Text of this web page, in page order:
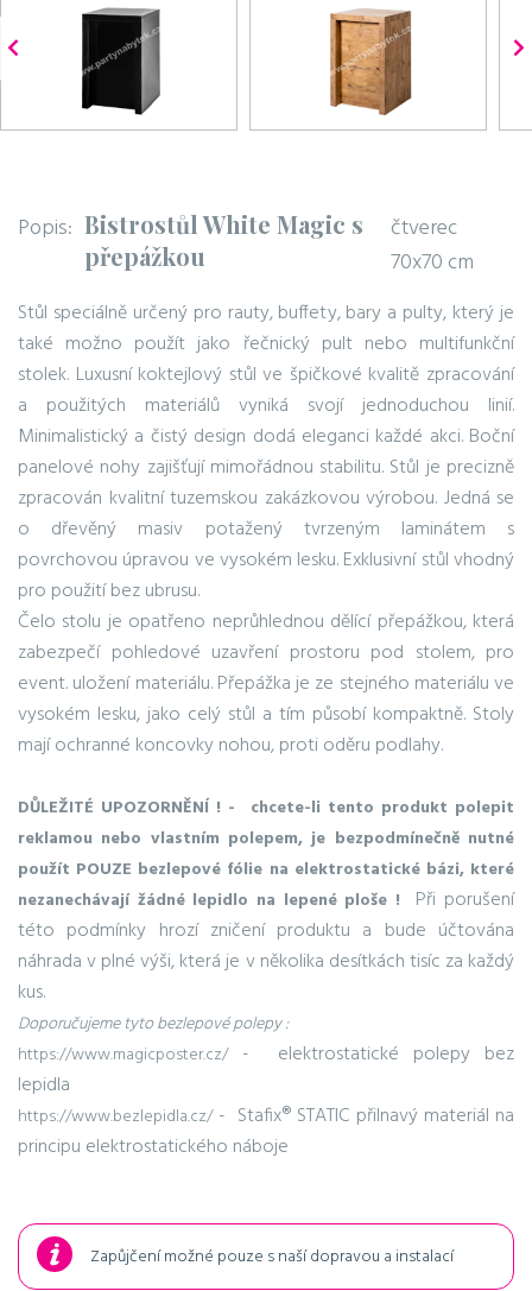
Popis: Bistrostůl White Magic s
přepážkou
čtverec
70x70 cm
Stůl speciálně určený pro rauty, buffety, bary a pulty, který je
také možno použít jako řečnický pult nebo multifunkční
stolek. Luxusní koktejlový stůl ve špičkové kvalitě zpracování
a použitých materiálů vyniká svojí jednoduchou linií.
Minimalistický a čistý design dodá eleganci každé akci. Boční
panelové nohy zajišťují mimořádnou stabilitu. Stůl je precizně
zpracován kvalitní tuzemskou zakázkovou výrobou. Jedná se
o dřevěný masiv potažený tvrzeným laminátem s
povrchovou úpravou ve vysokém lesku. Exklusivní stůl vhodný
pro použití bez ubrusu.
Čelo stolu je opatřeno neprůhlednou dělící přepážkou, která
zabezpečí pohledové uzavření prostoru pod stolem, pro
event. uložení materiálu. Přepážka je ze stejného materiálu ve
vysokém lesku, jako celý stůl a tím působí kompaktně. Stoly
mají ochranné koncovky nohou, proti oděru podlahy.
DŮLEŽITÉ UPOZORNĚNÍ ! - chcete-li tento produkt polepit
reklamou nebo vlastním polepem, je bezpodmínečně nutné
použít POUZE bezlepové fólie na elektrostatické bázi, které
nezanechávají žádné lepidlo na lepené ploše !
Při porušení
této podmínky hrozí zničení produktu a bude účtována
náhrada v plné výši, která je v několika desítkách tisíc za každý
kus.
Doporučujeme tyto bezlepové polepy :
https://www.magicposter.cz/- elektrostatické polepy bez
lepidla
https://www.bezlepidla.cz/- Stafix® STATIC přilnavý materiál na
principu elektrostatického náboje
Zapůjčení možné pouze s naší dopravou a instalací